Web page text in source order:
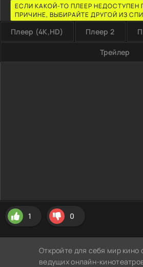
ЕСЛИ КАКОЙ-ТО ПЛЕЕР НЕДОСТУПЕН
ПРИЧИНЕ, ВЫБИРАЙТЕ ДРУГОЙ ИЗ
Плеер (4K,HD) Плеер 2
Трейлер
1 0
Откройте для себя мир кино
ведущих онлайн-